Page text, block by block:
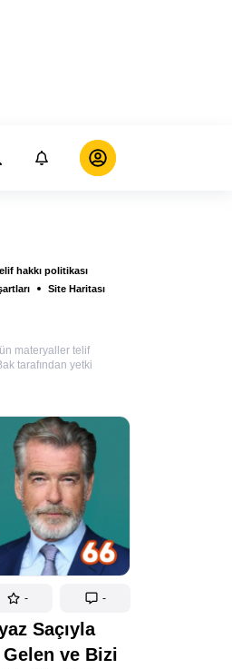
hakkı politikası
Site Haritası
materyaller telif
tarafından yetki
- -
Saçıyla
ve Bizi